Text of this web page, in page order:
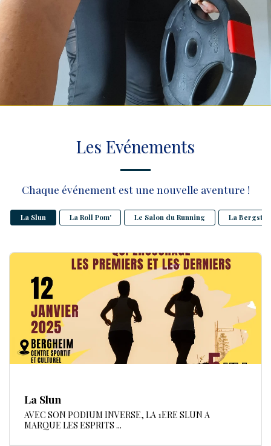
Les Evénements
Chaque événement est une nouvelle aventure !
La Slun La Roll Pom' Le Salon du Running La
La Slun
AVEC SON PODIUM INVERSE, LA 1ERE SLUN A
MARQUE LES ESPRITS ...